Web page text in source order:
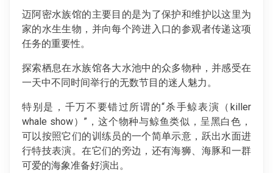
迈阿密水族馆的主要目的是为了保护和维护以这里为
家的水生生物，并向每个跨进入口的参观者传递这项
任务的重要性。
探索栖息在水族馆各大水池中的众多物种，并感受在
一天中不同时间举行的无数节目的迷人魅力。
特别是，千万不要错过所谓的“杀手鲸表演（killer
whale show）”，这个物种与鲸鱼类似，呈黑白色，
可以按照它们的训练员的一个简单示意，跃出水面进
行特技表演。在它们的旁边，还有海狮、海豚和一群
可爱的海象准备好演出。